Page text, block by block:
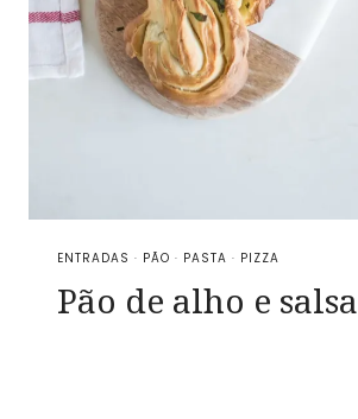
ENTRADAS · PÃO · PASTA · PIZZA
Pão de alho e salsa